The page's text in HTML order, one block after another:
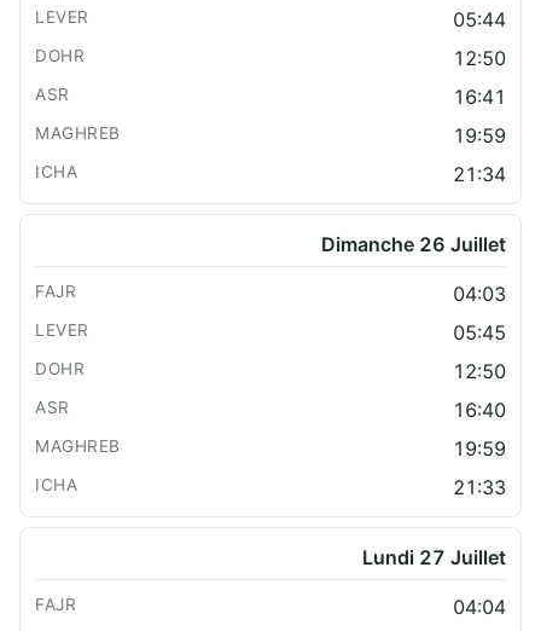
05:44
12:50
16:41
19:59
21:34
Dimanche 26 Juillet
04:03
05:45
12:50
16:40
19:59
21:33
Lundi 27 Juillet
04:04